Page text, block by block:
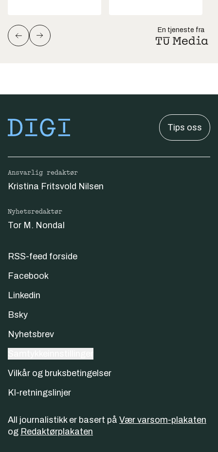
En tjeneste fra
Tips oss
Ansvarlig redaktør
Kristina Fritsvold Nilsen
Nyhetsredaktør
Tor M. Nondal
RSS-feed forside
Facebook
Linkedin
Bsky
Nyhetsbrev
Vilkår og bruksbetingelser
KI-retningslinjer
All journalistikk er basert på Vær varsom-plakaten
og Redaktørplakaten